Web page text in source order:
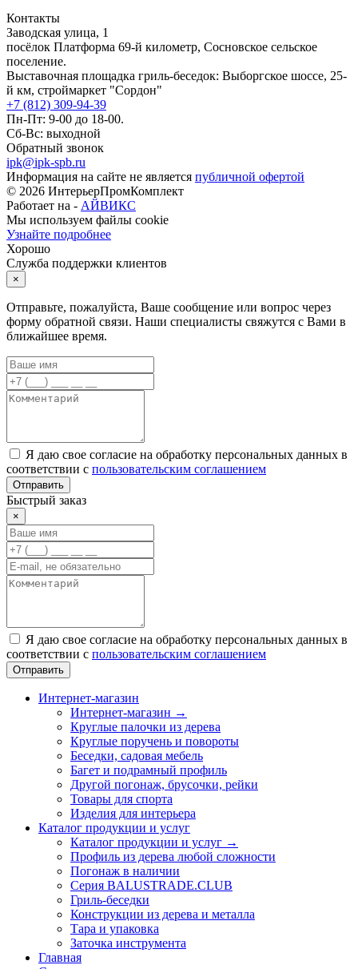
Контакты
Заводская улица, 1
посёлок Платформа 69-й километр, Сосновское сельское
поселение.
Выставочная площадка гриль-беседок: Выборгское шоссе, 25-
й км, строймаркет "Сордон"
+7 (812) 309-94-39
Пн-Пт: 9-00 до 18-00.
Сб-Вс: выходной
Обратный звонок
ipk@ipk-spb.ru
Информация на сайте не является публичной офертой
© 2026 ИнтерьерПромКомплект
Работает на - АЙВИКС
Мы используем файлы cookie
Узнайте подробнее
Хорошо
Служба поддержки клиентов
×
Отправьте, пожалуйста, Ваше сообщение или вопрос через
форму обратной связи. Наши специалисты свяжутся с Вами в
ближайшее время.
Я даю свое согласие на обработку персональных данных в
соответствии с пользовательским соглашением
Отправить
Быстрый заказ
×
Я даю свое согласие на обработку персональных данных в
соответствии с пользовательским соглашением
Отправить
Интернет-магазин
Интернет-магазин →
Круглые палочки из дерева
Круглые поручень и повороты
Беседки, садовая мебель
Багет и подрамный профиль
Другой погонаж, брусочки, рейки
Товары для спорта
Изделия для интерьера
Каталог продукции и услуг
Каталог продукции и услуг →
Профиль из дерева любой сложности
Погонаж в наличии
Серия BALUSTRADE.CLUB
Гриль-беседки
Конструкции из дерева и металла
Тара и упаковка
Заточка инструмента
Главная